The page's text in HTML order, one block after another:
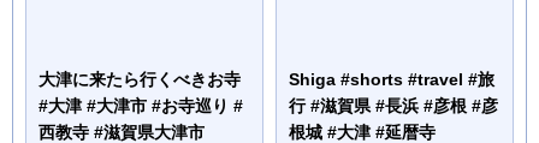
大津に来たら行くべきお寺
#大津 #大津市 #お寺巡り #
西教寺 #滋賀県大津市
Shiga #shorts #travel #旅
行 #滋賀県 #長浜 #彦根 #彦
根城 #大津 #延暦寺